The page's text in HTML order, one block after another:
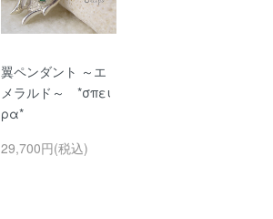
翼ペンダント ～エ
メラルド～ *σπει
ρα*
29,700円(税込)